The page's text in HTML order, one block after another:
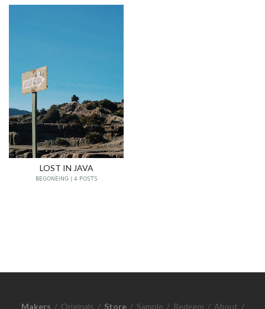
LOST IN JAVA
BEGONEING | 4 POSTS
Makers / Originals / Store / Sample / Redeem / About /